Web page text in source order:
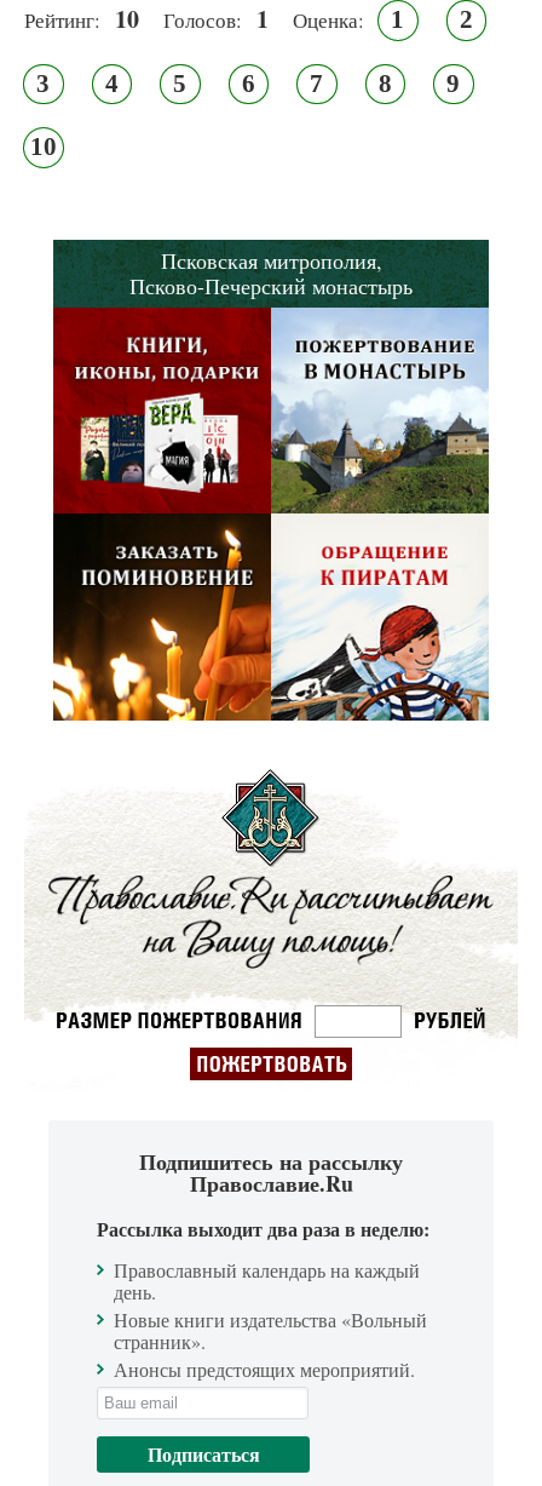
Рейтинг: 10 Голосов: 1 Оценка: 1 2
3 4 5 6 7 8 9
10
Псковская митрополия,
Псково-Печерский монастырь
Подпишитесь на рассылку
Православие.Ru
Рассылка выходит два раза в неделю:
Православный календарь на каждый
день.
Новые книги издательства «Вольный
странник».
Анонсы предстоящих мероприятий.